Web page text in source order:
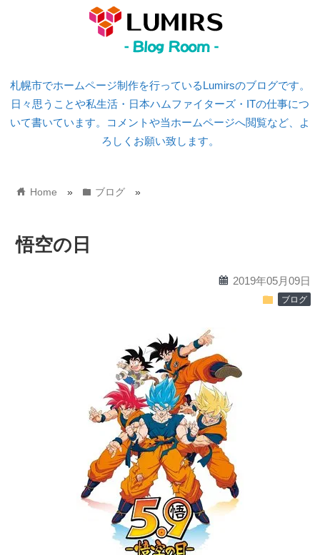
札幌市でホームページ制作を行っているLumirsのブログです。
日々思うことや私生活・日本ハムファイターズ・ITの仕事につ
いて書いています。コメントや当ホームページへ閲覧など、よ
ろしくお願い致します。
home Home » folder ブログ »
悟空の日
calendar 2019年05月09日
folder ブログ